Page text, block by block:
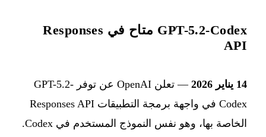
GPT-5.2-Codex متاح في Responses
API
14 يناير 2026
— تعلن OpenAI عن توفر GPT-5.2-
Codex في واجهة برمجة التطبيقات Responses API
الخاصة بها، وهو نفس النموذج المستخدم في Codex.